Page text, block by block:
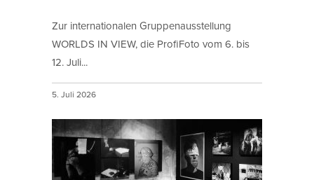
Zur internationalen Gruppenausstellung
WORLDS IN VIEW, die ProfiFoto vom 6. bis
12. Juli...
5. Juli 2026